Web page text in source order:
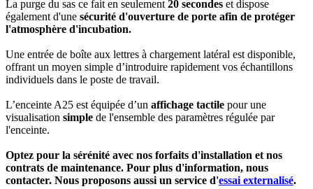
La purge du sas ce fait en seulement 20 secondes et dispose
également d'une sécurité d'ouverture de porte afin de protéger
l'atmosphère d'incubation.
Une entrée de boîte aux lettres à chargement latéral est disponible,
offrant un moyen simple d’introduire rapidement vos échantillons
individuels dans le poste de travail.
L’enceinte A25 est équipée d’un affichage tactile pour une
visualisation simple de l'ensemble des paramètres régulée par
l'enceinte.
Optez pour la sérénité avec nos forfaits d'installation et nos
contrats de maintenance. Pour plus d'information, nous
contacter. Nous proposons aussi un service d'essai externalisé.